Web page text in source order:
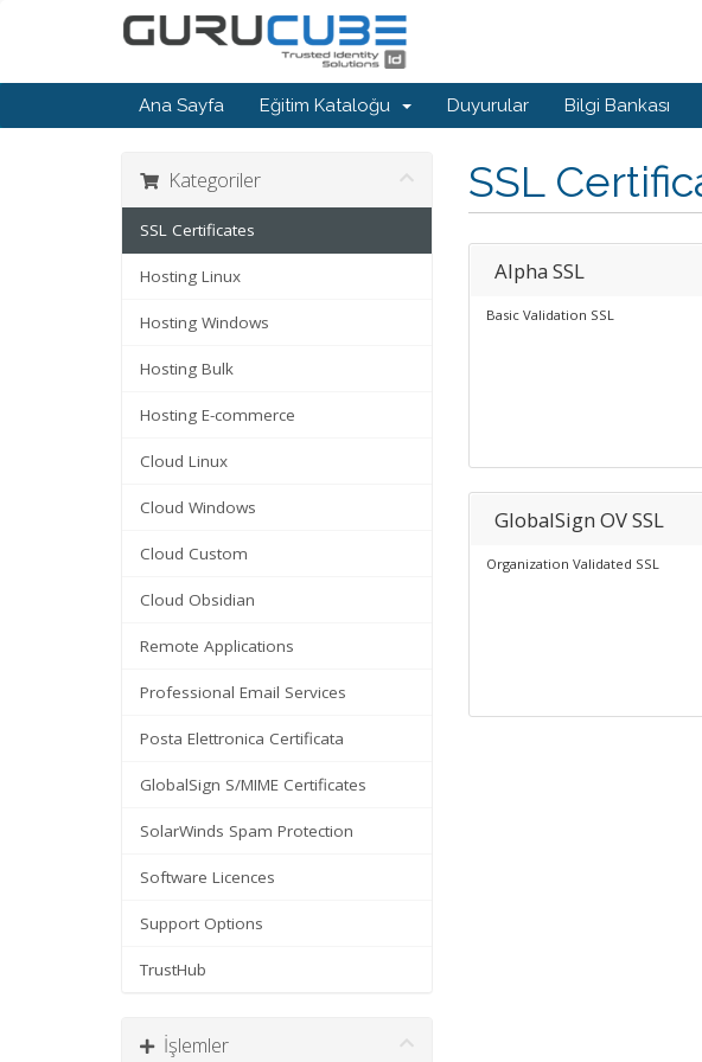
Ana Sayfa Eğitim Kataloğu Duyurular Bilgi Bankası
SSL
Kategoriler
SSL Certificates
Hosting Linux
Hosting Windows
Hosting Bulk
Hosting E-commerce
Cloud Linux
Cloud Windows
Cloud Custom
Cloud Obsidian
Remote Applications
Professional Email Services
Posta Elettronica Certificata
GlobalSign S/MIME Certificates
SolarWinds Spam Protection
Software Licences
Support Options
TrustHub
İşlemler
Alpha SSL
Basic Validation SSL
GlobalSign OV SSL
Organization Validated SSL